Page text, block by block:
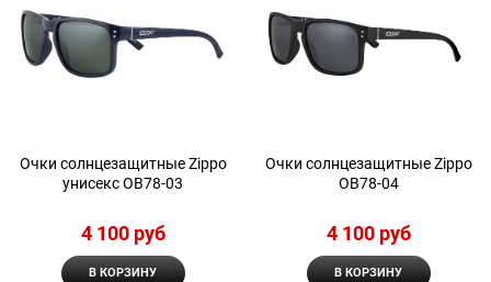
Очки солнцезащитные Zippo
унисекс OB78-03
4 100 руб
В КОРЗИНУ
Очки солнцезащитные Zippo
OB78-04
4 100 руб
В КОРЗИНУ